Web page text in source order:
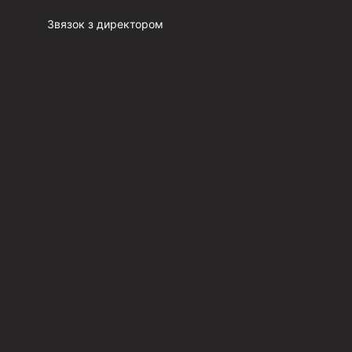
Звязок з директором